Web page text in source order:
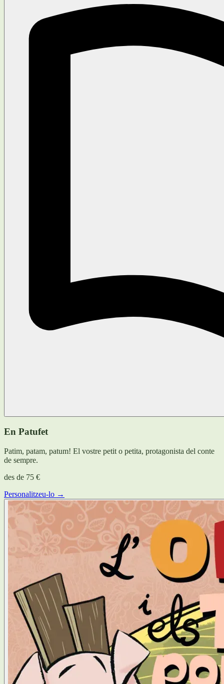
En Patufet
Patim, patam, patum! El vostre petit o petita, protagonista del conte
de sempre.
des de 75 €
Personalitzeu-lo →